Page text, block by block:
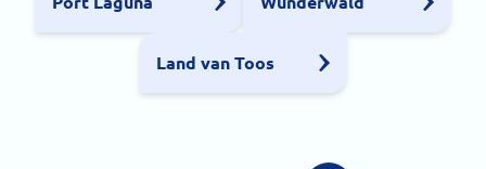
Land van Toos